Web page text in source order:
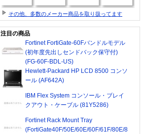
その他、多数のメーカー商品を取り扱ってます
注目の商品
Fortinet FortiGate-60Fバンドルモデル
(初年度先出しセンドバック保守付)
(FG-60F-BDL-US)
Hewlett-Packard HP LCD 8500 コンソ
ール (AF642A)
IBM Flex System コンソール・ブレイ
クアウト・ケーブル (81Y5286)
Fortinet Rack Mount Tray
(FortiGate40F/50E/60E/60F/61F/80E/8